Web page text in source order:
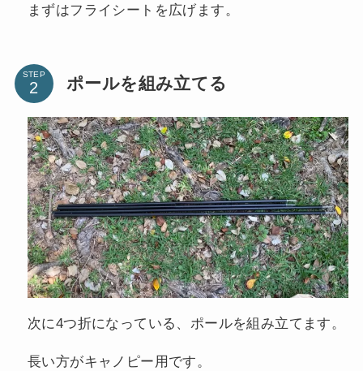
まずはフライシートを広げます。
STEP ポールを組み立てる
次に4つ折になっている、ポールを組み立てます。
長い方がキャノピー用です。